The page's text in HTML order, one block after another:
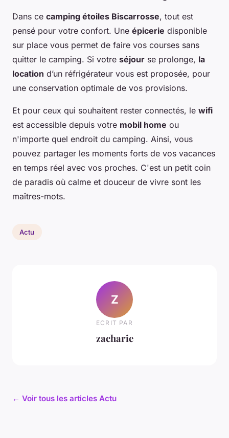
Dans ce camping étoiles Biscarrosse, tout est
pensé pour votre confort. Une épicerie disponible
sur place vous permet de faire vos courses sans
quitter le camping. Si votre séjour se prolonge, la
location d’un réfrigérateur vous est proposée, pour
une conservation optimale de vos provisions.
Et pour ceux qui souhaitent rester connectés, le wifi
est accessible depuis votre mobil home ou
n'importe quel endroit du camping. Ainsi, vous
pouvez partager les moments forts de vos vacances
en temps réel avec vos proches. C'est un petit coin
de paradis où calme et douceur de vivre sont les
maîtres-mots.
Actu
Z
ECRIT PAR
zacharie
← Voir tous les articles Actu